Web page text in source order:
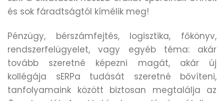
és sok fáradtságtól kímélik meg!
Pénzügy, bérszámfejtés, logisztika, főkönyv,
rendszerfelügyelet, vagy egyéb téma: akár
tovább szeretné képezni magát, akár új
kollégája sERPa tudását szeretné bővíteni,
tanfolyamaink között biztosan megtalálja az